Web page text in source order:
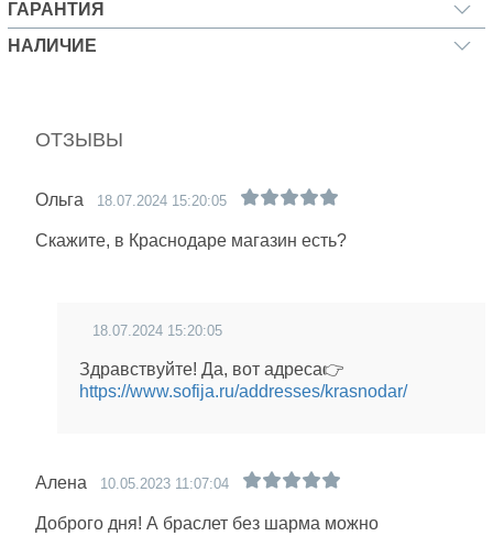
ГАРАНТИЯ
НАЛИЧИЕ
ОТЗЫВЫ
Ольга 18.07.2024 15:20:05
Скажите, в Краснодаре магазин есть?
18.07.2024 15:20:05
Здравствуйте! Да, вот адреса👉
https://www.sofija.ru/addresses/krasnodar/
Алена 10.05.2023 11:07:04
Доброго дня! А браслет без шарма можно